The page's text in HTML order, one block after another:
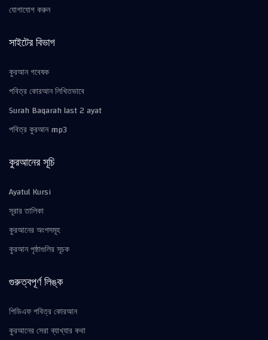
যোগাযোগ করুন
সাইটের বিভাগ
কুরআন গবেষক
পবিত্র কোরআন লিখিতভাবে
Surah Baqarah last 2 ayat
পবিত্র কুরআন mp3
কুরআনের সূচি
Ayatul Kursi
সূরার তালিকা
কুরআনের অংশসমূহ
কুরআন পৃষ্ঠাগুলির সূচক
গুরুত্বপূর্ণ লিঙ্ক
পিডিএফ পবিত্র কোরআন
কুরআনের সেরা ব্যাখ্যার কথা